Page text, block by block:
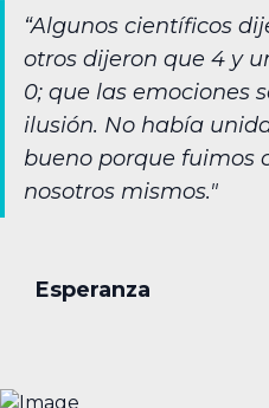
“Algunos científicos
otros dijeron que 4 y
0; que las emociones
ilusión. No había
bueno porque fuimos
nosotros mismos."
Esperanza